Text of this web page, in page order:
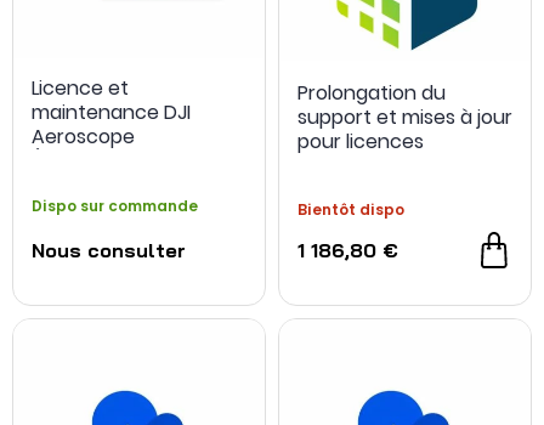
Licence et
maintenance DJI
Aeroscope
Dispo sur commande
Nous consulter
Prolongation du
support et mises à jour
pour licences
Bientôt dispo
1 186,80 €